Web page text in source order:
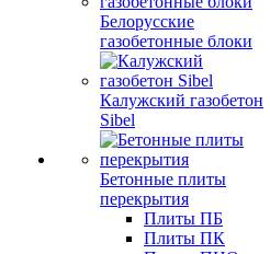
Белорусские
газобетонные блоки
Калужский газобетон
Sibel
Бетонные плиты
перекрытия
Плиты ПБ
Плиты ПК